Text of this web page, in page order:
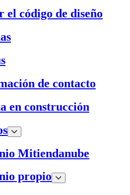
el código de diseño
de contacto
en construcción
Mitiendanube
propio